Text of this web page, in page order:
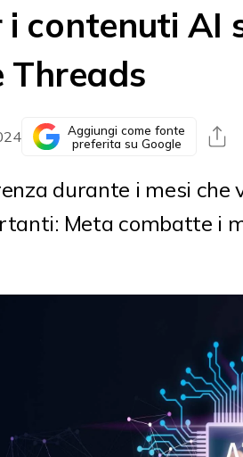
contenuti AI
Threads
Aggiungi come fonte
preferita su Google
durante i mesi che
Meta combatte i